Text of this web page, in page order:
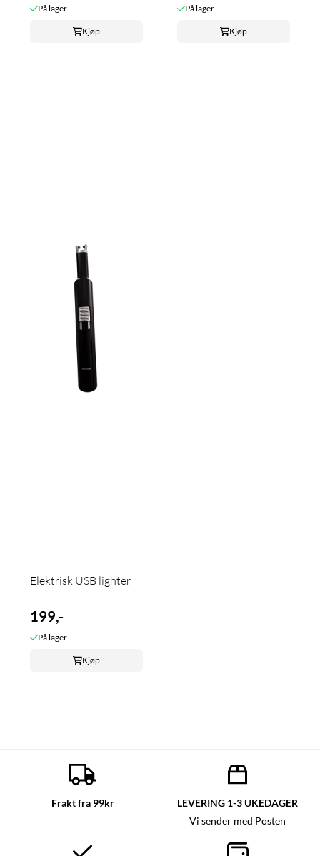
På lager
Kjøp
På lager
Kjøp
Elektrisk USB lighter
199,-
På lager
Kjøp
Frakt fra 99kr LEVERING 1-3 UKEDAGER
Vi sender med Posten